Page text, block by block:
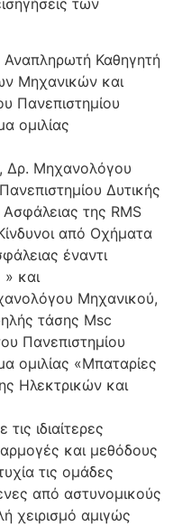
Καθηγητή
Μηχανικών και
Πανεπιστημίου
ομιλίας
Δρ. Μηχανολόγου
Δυτικής
της RMS
από Οχήματα
έναντι
και
Μηχανικού,
τάσης Msc
Πανεπιστημίου
ομιλίας «Μπαταρίες
Ηλεκτρικών και
ιδιαίτερες
και μεθόδους
τις ομάδες
από αστυνομικούς
χειρισμό αμιγώς